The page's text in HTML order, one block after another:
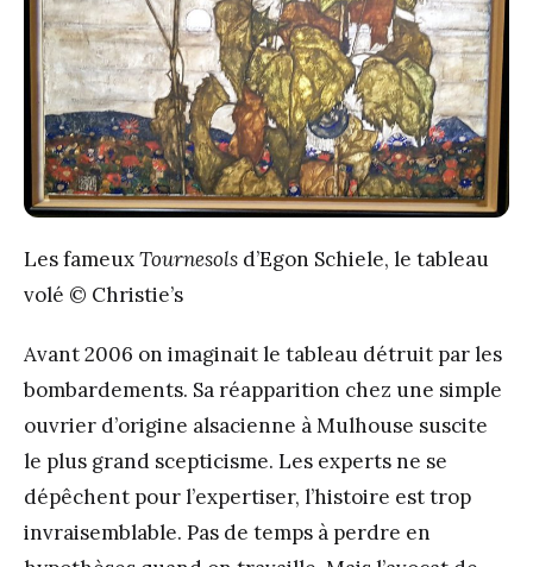
Les fameuxTournesols d’Egon Schiele, le tableau
volé © Christie’s
Avant 2006 on imaginait le tableau détruit par les
bombardements. Sa réapparition chez une simple
ouvrier d’origine alsacienne à Mulhouse suscite
le plus grand scepticisme. Les experts ne se
dépêchent pour l’expertiser, l’histoire est trop
invraisemblable. Pas de temps à perdre en